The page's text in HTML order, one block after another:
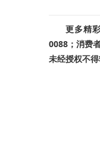
更多精
0088；消费
未经授权不